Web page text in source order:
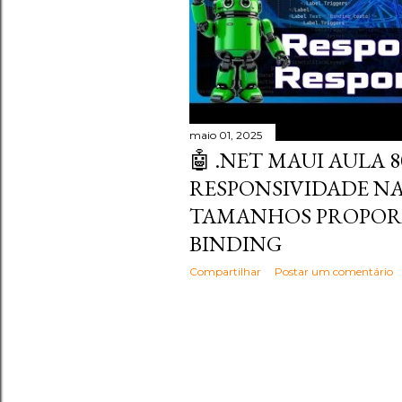
maio 01, 2025
🤖 .NET MAUI AULA
RESPONSIVIDADE
TAMANHOS
BINDING
Compartilhar Postar um comentário